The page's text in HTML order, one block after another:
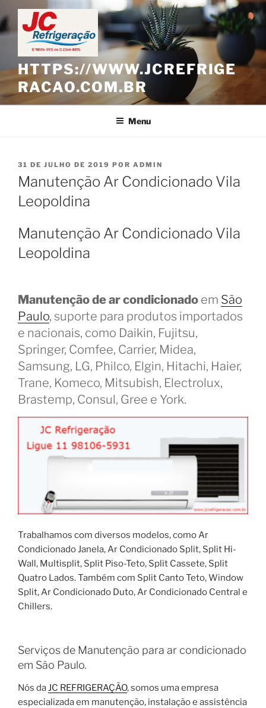
Pular
para
o
conteúdo
HTTPS://WWW.JCREFRIGE
RACAO.COM.BR
Menu
PUBLICADO
EM
31 DE JULHO DE 2019 POR ADMIN
Manutenção Ar Condicionado Vila
Leopoldina
Manutenção Ar Condicionado Vila
Leopoldina
Manutenção de ar condicionado em São
Paulo, suporte para produtos importados
e nacionais, como Daikin, Fujitsu,
Springer, Comfee, Carrier, Midea,
Samsung, LG, Philco, Elgin, Hitachi, Haier,
Trane, Komeco, Mitsubish, Electrolux,
Brastemp, Consul, Gree e York.
Trabalhamos com diversos modelos, como Ar
Condicionado Janela, Ar Condicionado Split, Split Hi-
Wall, Multisplit, Split Piso-Teto, Split Cassete, Split
Quatro Lados. Também com Split Canto Teto, Window
Split, Ar Condicionado Duto, Ar Condicionado Central e
Chillers.
Serviços de Manutenção para ar condicionado
em São Paulo.
Nós daJC REFRIGERAÇÃO, somos uma empresa
especializada em manutenção, instalação e assistência